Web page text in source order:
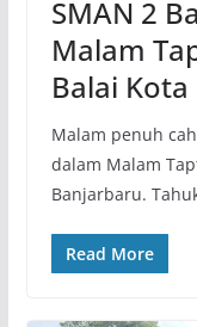
SMAN 2
Malam
Balai Kota
Malam penuh
dalam Malam
Banjarbaru.
Read More